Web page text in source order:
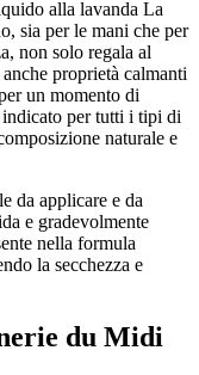
alla lavanda La
sia per le mani che per
non solo regala al
proprietà calmanti
un momento di
indicato per tutti i tipi di
naturale e
da applicare e da
e gradevolmente
nella formula
la secchezza e
du Midi